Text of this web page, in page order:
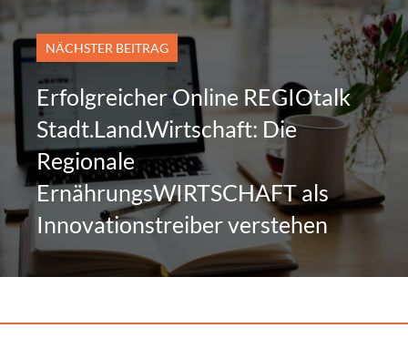
NÄCHSTER BEITRAG
Erfolgreicher Online REGIOtalk
Stadt.Land.Wirtschaft: Die
Regionale
ErnährungsWIRTSCHAFT als
Innovationstreiber verstehen